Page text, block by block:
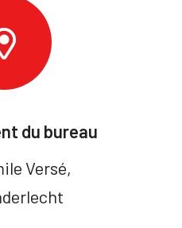
du bureau
Versé,